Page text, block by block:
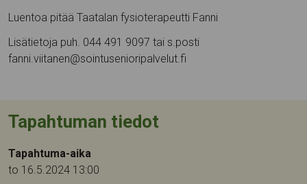
Luentoa pitää Taatalan fysioterapeutti Fanni
Lisätietoja puh. 044 491 9097 tai s.posti
fanni.viitanen@sointusenioripalvelut.fi
Tapahtuman tiedot
Tapahtuma-aika
to 16.5.2024 13:00